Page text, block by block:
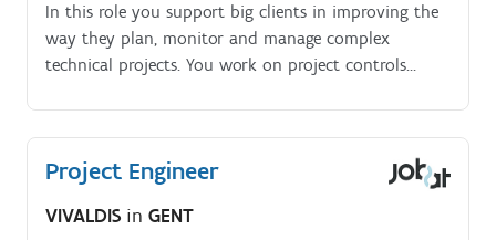
In this role you support big clients in improving the
way they plan, monitor and manage complex
technical projects. You work on project controls
performance insights.
Project Engineer
VIVALDIS in GENT